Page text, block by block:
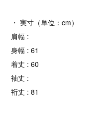
・ 実寸（単位：cm）
肩幅 :
身幅 : 61
着丈 : 60
袖丈 :
裄丈 : 81